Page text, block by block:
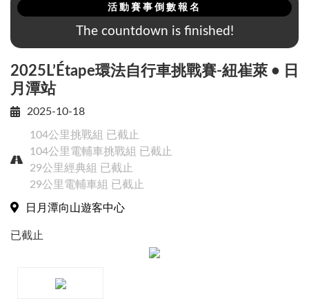
活動賽事倒數報名
The countdown is finished!
2025L’Étape環法自行車挑戰賽-紐崔萊 • 日
月潭站
2025-10-18
104公里挑戰組 已截止
104公里電輔車挑戰組 已截止
29公里經典組 已截止
29公里電輔車組 已截止
日月潭向山遊客中心
已截止